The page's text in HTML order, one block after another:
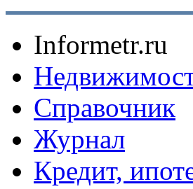
Informetr.ru
Справочник
Журнал
Кредит,